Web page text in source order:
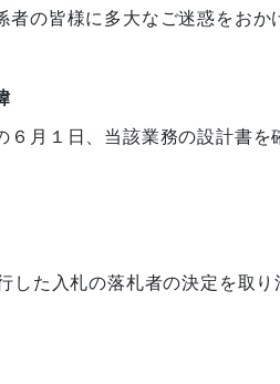
の皆様に多大なご迷惑をおか
１日、当該業務の設計書を
た入札の落札者の決定を取り